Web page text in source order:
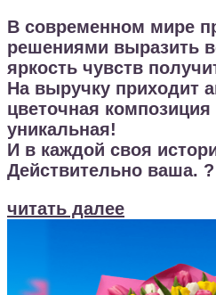
В современном мире
решениями выразить
яркость чувств
На выручку приходит
цветочная композиция
уникальная!
И в каждой своя
Действительно ваша. ?
читать далее